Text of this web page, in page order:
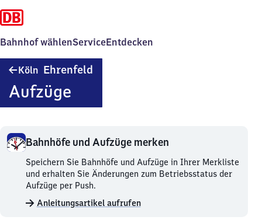
Bahnhof wählenServiceEntdecken
Köln Ehrenfeld
Aufzüge
Bahnhöfe und Aufzüge merken
Bahnhöfe
und
Aufzüge
merken.
Speichern Sie Bahnhöfe und Aufzüge in Ihrer Merkliste
und erhalten Sie Änderungen zum Betriebsstatus der
Aufzüge per Push.
Anleitungsartikel aufrufen